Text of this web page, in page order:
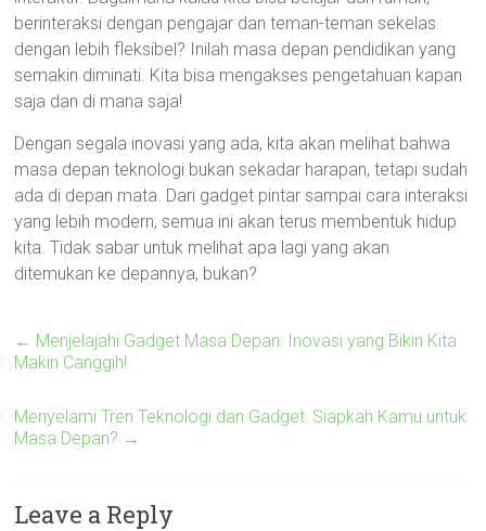
berinteraksi dengan pengajar dan teman-teman sekelas
dengan lebih fleksibel? Inilah masa depan pendidikan yang
semakin diminati. Kita bisa mengakses pengetahuan kapan
saja dan di mana saja!
Dengan segala inovasi yang ada, kita akan melihat bahwa
masa depan teknologi bukan sekadar harapan, tetapi sudah
ada di depan mata. Dari gadget pintar sampai cara interaksi
yang lebih modern, semua ini akan terus membentuk hidup
kita. Tidak sabar untuk melihat apa lagi yang akan
ditemukan ke depannya, bukan?
← Menjelajahi Gadget Masa Depan: Inovasi yang Bikin Kita
Makin Canggih!
Menyelami Tren Teknologi dan Gadget: Siapkah Kamu untuk
Masa Depan? →
Leave a Reply